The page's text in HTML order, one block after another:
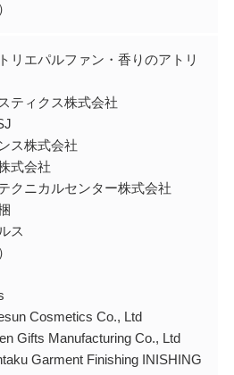
リエパルファン・香りのアトリ
ティクス株式会社
ス株式会社
式会社
クニカルセンター株式会社
ス
Cosmetics Co., Ltd
Gifts Manufacturing Co., Ltd
Garment Finishing INISHING